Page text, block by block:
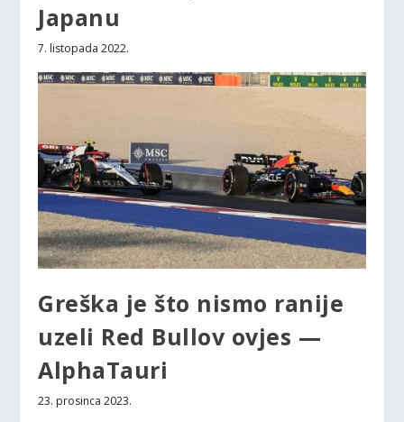
Japanu
7. listopada 2022.
Greška je što nismo ranije
uzeli Red Bullov ovjes —
AlphaTauri
23. prosinca 2023.